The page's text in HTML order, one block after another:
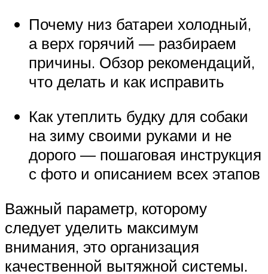
Почему низ батареи холодный,
а верх горячий — разбираем
причины. Обзор рекомендаций,
что делать и как исправить
Как утеплить будку для собаки
на зиму своими руками и не
дорого — пошаговая инструкция
с фото и описанием всех этапов
Важный параметр, которому
следует уделить максимум
внимания, это организация
качественной вытяжной системы.